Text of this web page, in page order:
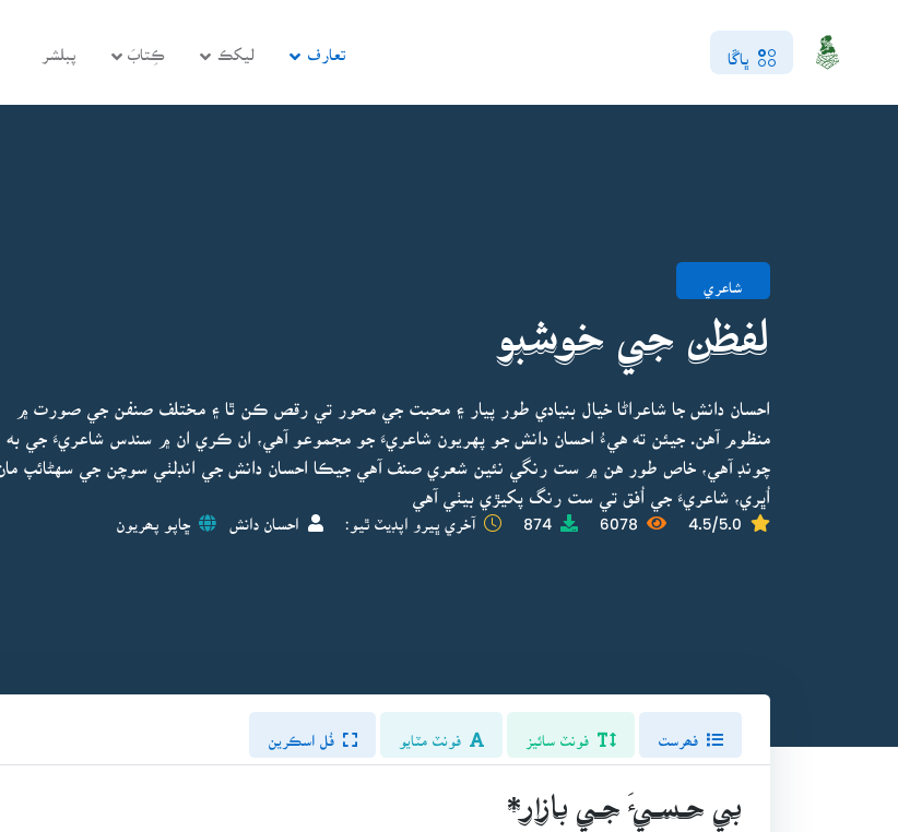
ڀاڱا تعارف ليکڪ ڪِتابَ پبلشر
شاعري
لفظن جي خوشبو
احسان دانش جا شاعراڻا خيال بنيادي طور پيار ۽ محبت جي محور تي رقص ڪن ٿا ۽ مختلف صنفن جي صورت ۾
منظوم آهن. جيئن ته هيءُ احسان دانش جو پهريون شاعريءَ جو مجموعو آهي، ان ڪري ان ۾ سندس شاعريءَ جي به
چونڊ آهي، خاص طور هن ۾ ست رنگي نئين شعري صنف آهي جيڪا احسان دانش جي انڊلٺي سوچن جي سهڻائپ مان
اُڀري، شاعريءَ جي اُفق تي ست رنگ پکيڙي بيٺي آهي
4.5/5.0
6078
874 آخري ڀيرو اپڊيٽ ٿيو: احسان دانش ڇاپو پھريون
فونٽ سائيز فونٽ مٽايو فُل اسڪرين
بـي حـسـيءَ جـي بـازار*